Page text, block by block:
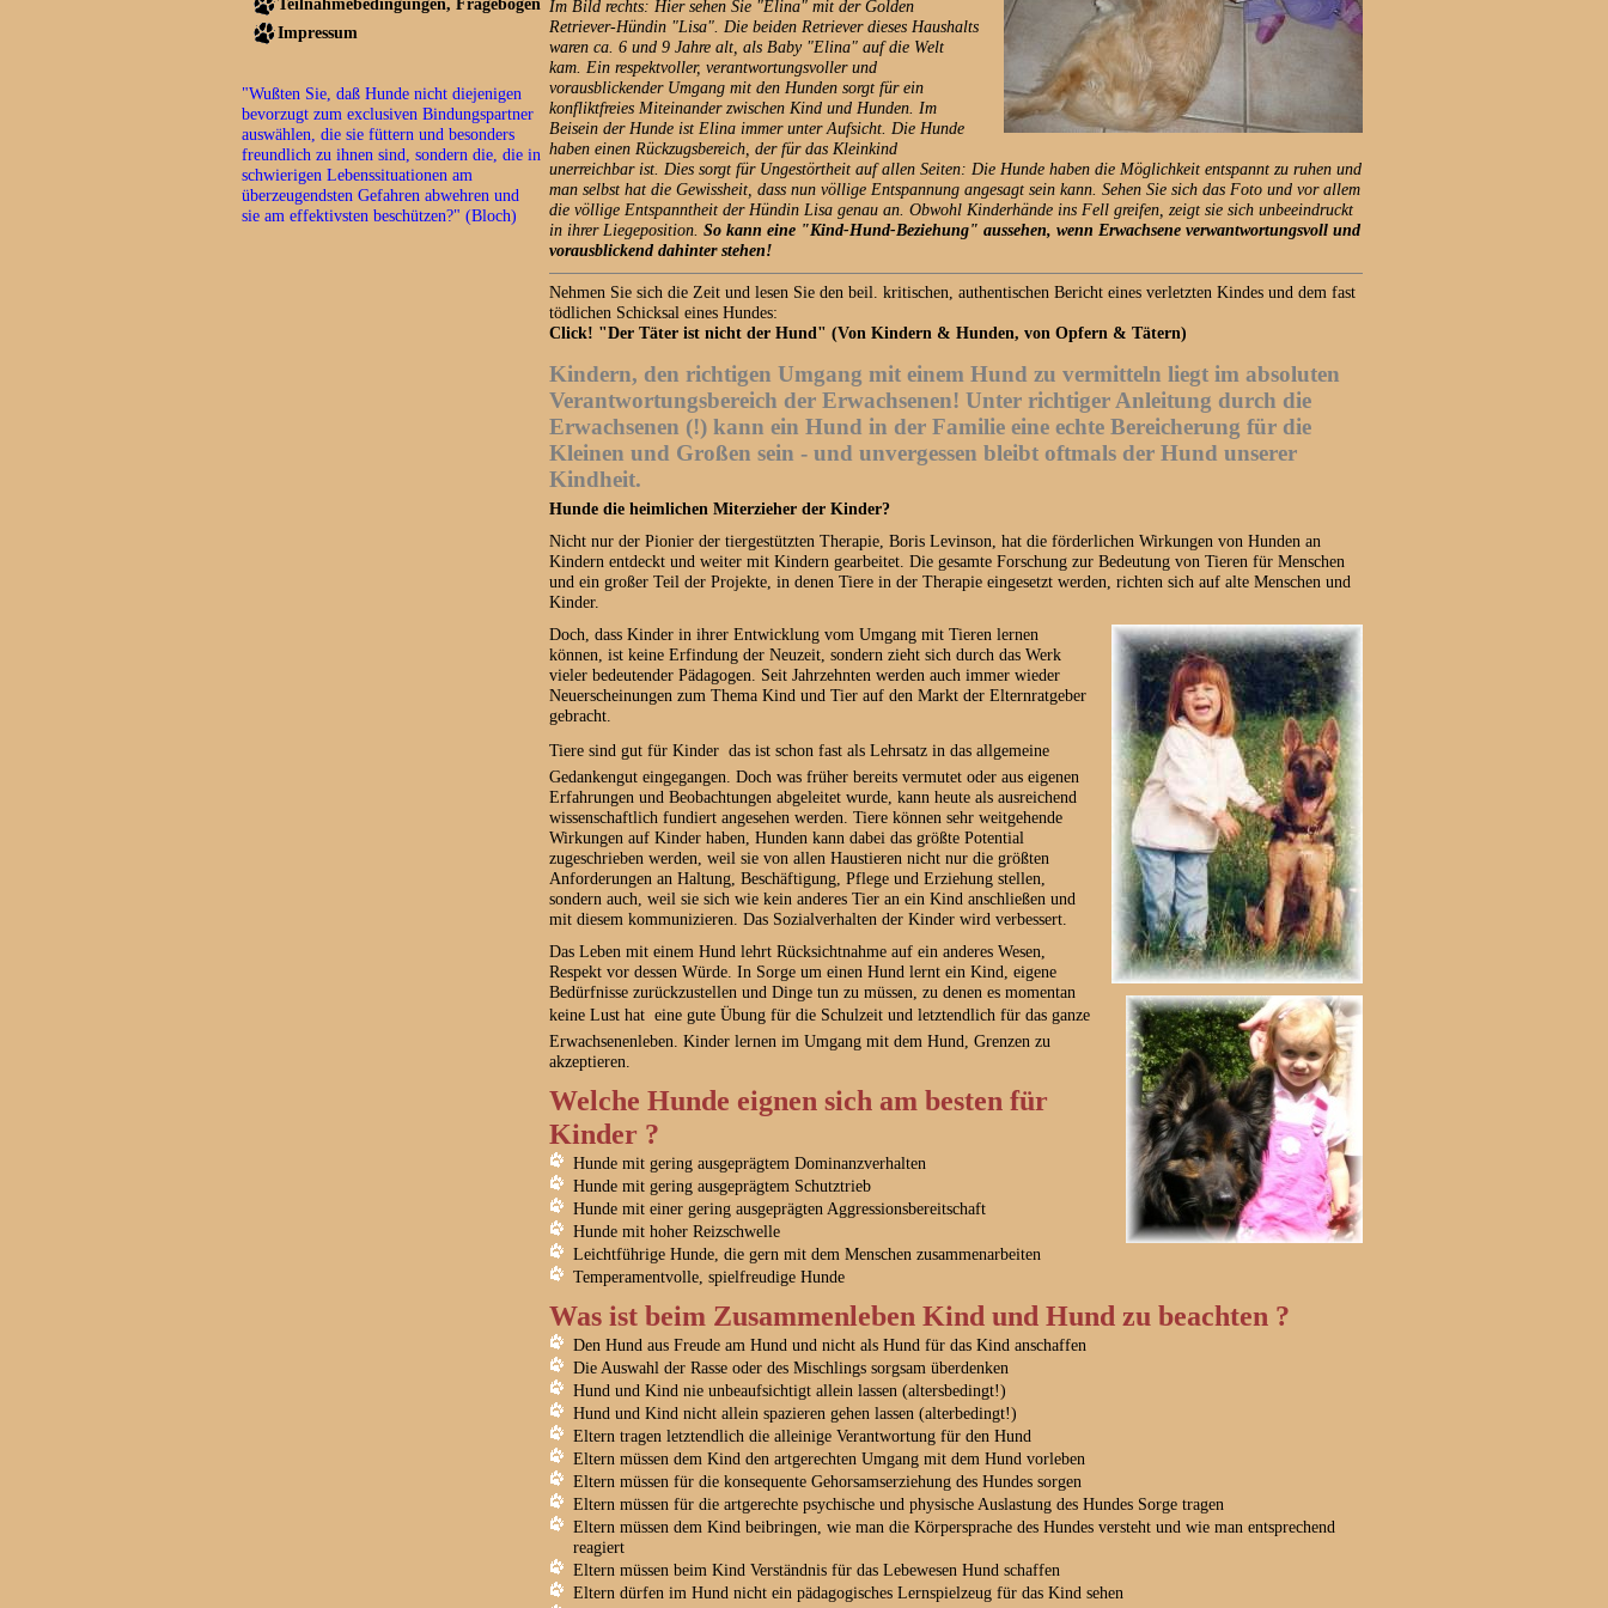
Impressum
"Wußten Sie, daß Hunde nicht diejenigen
bevorzugt zum exclusiven Bindungspartner
auswählen, die sie füttern und besonders
freundlich zu ihnen sind, sondern die, die in
schwierigen Lebenssituationen am
überzeugendsten Gefahren abwehren und
sie am effektivsten beschützen?" (Bloch)
Im Bild rechts: Hier sehen Sie "Elina" mit der Golden
Retriever-Hündin "Lisa". Die beiden Retriever dieses Haushalts
waren ca. 6 und 9 Jahre alt, als Baby "Elina" auf die Welt
kam. Ein respektvoller, verantwortungsvoller und
vorausblickender Umgang mit den Hunden sorgt für ein
konfliktfreies Miteinander zwischen Kind und Hunden. Im
Beisein der Hunde ist Elina immer unter Aufsicht. Die Hunde
haben einen Rückzugsbereich, der für das Kleinkind
unerreichbar ist. Dies sorgt für Ungestörtheit auf allen Seiten: Die Hunde haben die Möglichkeit entspannt zu ruhen und
man selbst hat die Gewissheit, dass nun völlige Entspannung angesagt sein kann. Sehen Sie sich das Foto und vor allem
die völlige Entspanntheit der Hündin Lisa genau an. Obwohl Kinderhände ins Fell greifen, zeigt sie sich unbeeindruckt
in ihrer Liegeposition. So kann eine "Kind-Hund-Beziehung" aussehen, wenn Erwachsene verwantwortungsvoll und
vorausblickend dahinter stehen!
Nehmen Sie sich die Zeit und lesen Sie den beil. kritischen, authentischen Bericht eines verletzten Kindes und dem fast
tödlichen Schicksal eines Hundes:
Click! "Der Täter ist nicht der Hund" (Von Kindern & Hunden, von Opfern & Tätern)
Kindern, den richtigen Umgang mit einem Hund zu vermitteln liegt im absoluten
Verantwortungsbereich der Erwachsenen! Unter richtiger Anleitung durch die
Erwachsenen (!) kann ein Hund in der Familie eine echte Bereicherung für die
Kleinen und Großen sein - und unvergessen bleibt oftmals der Hund unserer
Kindheit.
Hunde die heimlichen Miterzieher der Kinder?
Nicht nur der Pionier der tiergestützten Therapie, Boris Levinson, hat die förderlichen Wirkungen von Hunden an
Kindern entdeckt und weiter mit Kindern gearbeitet. Die gesamte Forschung zur Bedeutung von Tieren für Menschen
und ein großer Teil der Projekte, in denen Tiere in der Therapie eingesetzt werden, richten sich auf alte Menschen und
Kinder.
Doch, dass Kinder in ihrer Entwicklung vom Umgang mit Tieren lernen
können, ist keine Erfindung der Neuzeit, sondern zieht sich durch das Werk
vieler bedeutender Pädagogen. Seit Jahrzehnten werden auch immer wieder
Neuerscheinungen zum Thema Kind und Tier auf den Markt der Elternratgeber
gebracht.
Tiere sind gut für Kinder  das ist schon fast als Lehrsatz in das allgemeine
Gedankengut eingegangen. Doch was früher bereits vermutet oder aus eigenen
Erfahrungen und Beobachtungen abgeleitet wurde, kann heute als ausreichend
wissenschaftlich fundiert angesehen werden. Tiere können sehr weitgehende
Wirkungen auf Kinder haben, Hunden kann dabei das größte Potential
zugeschrieben werden, weil sie von allen Haustieren nicht nur die größten
Anforderungen an Haltung, Beschäftigung, Pflege und Erziehung stellen,
sondern auch, weil sie sich wie kein anderes Tier an ein Kind anschließen und
mit diesem kommunizieren. Das Sozialverhalten der Kinder wird verbessert.
Das Leben mit einem Hund lehrt Rücksichtnahme auf ein anderes Wesen,
Respekt vor dessen Würde. In Sorge um einen Hund lernt ein Kind, eigene
Bedürfnisse zurückzustellen und Dinge tun zu müssen, zu denen es momentan
keine Lust hat  eine gute Übung für die Schulzeit und letztendlich für das ganze
Erwachsenenleben. Kinder lernen im Umgang mit dem Hund, Grenzen zu
akzeptieren.
Welche Hunde eignen sich am besten für
Kinder ?
Hunde mit gering ausgeprägtem Dominanzverhalten
Hunde mit gering ausgeprägtem Schutztrieb
Hunde mit einer gering ausgeprägten Aggressionsbereitschaft
Hunde mit hoher Reizschwelle
Leichtführige Hunde, die gern mit dem Menschen zusammenarbeiten
Temperamentvolle, spielfreudige Hunde
Was ist beim Zusammenleben Kind und Hund zu beachten ?
Den Hund aus Freude am Hund und nicht als Hund für das Kind anschaffen
Die Auswahl der Rasse oder des Mischlings sorgsam überdenken
Hund und Kind nie unbeaufsichtigt allein lassen (altersbedingt!)
Hund und Kind nicht allein spazieren gehen lassen (alterbedingt!)
Eltern tragen letztendlich die alleinige Verantwortung für den Hund
Eltern müssen dem Kind den artgerechten Umgang mit dem Hund vorleben
Eltern müssen für die konsequente Gehorsamserziehung des Hundes sorgen
Eltern müssen für die artgerechte psychische und physische Auslastung des Hundes Sorge tragen
Eltern müssen dem Kind beibringen, wie man die Körpersprache des Hundes versteht und wie man entsprechend
reagiert
Eltern müssen beim Kind Verständnis für das Lebewesen Hund schaffen
Eltern dürfen im Hund nicht ein pädagogisches Lernspielzeug für das Kind sehen